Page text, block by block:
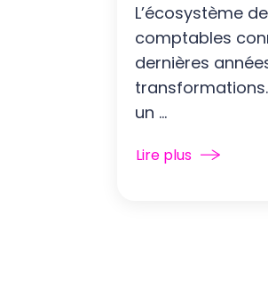
L’écosystème
comptables
dernières
un ...
Lire plus